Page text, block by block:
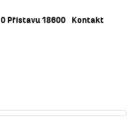
O Přístavu 18600 Kontakt